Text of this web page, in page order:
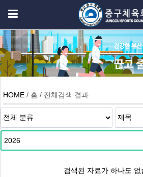
HOME / 홈 / 전체검색 결과
검색된 자료가 하나도 없